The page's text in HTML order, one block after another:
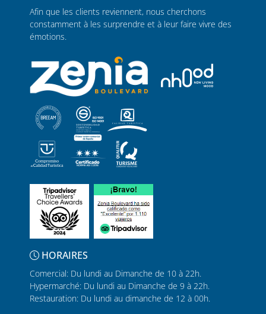
Afin que les clients reviennent, nous cherchons
constamment à les surprendre et à leur faire vivre des
émotions.
HORAIRES
Comercial: Du lundi au Dimanche de 10 à 22h.
Hypermarché: Du lundi au Dimanche de 9 à 22h.
Restauration: Du lundi au dimanche de 12 à 00h.